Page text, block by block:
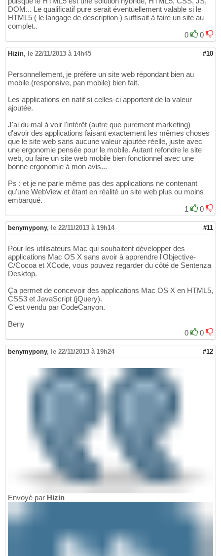
DOM... Le qualificatif pure serait éventuellement valable si le
HTML5 ( le langage de description ) suffisait à faire un site au
complet..
0
0
Hizin, le 22/11/2013 à 14h45 #10
Personnellement, je préfère un site web répondant bien au
mobile (responsive, pan mobile) bien fait.
Les applications en natif si celles-ci apportent de la valeur
ajoutée.
J'ai du mal à voir l'intérêt (autre que purement marketing)
d'avoir des applications faisant exactement les mêmes choses
que le site web sans aucune valeur ajoutée réelle, juste avec
une ergonomie pensée pour le mobile. Autant refondre le site
web, ou faire un site web mobile bien fonctionnel avec une
bonne ergonomie à mon avis...
Ps : et je ne parle même pas des applications ne contenant
qu'une WebView et étant en réalité un site web plus ou moins
embarqué.
1
0
benymypony, le 22/11/2013 à 19h14 #11
Pour les utilisateurs Mac qui souhaitent développer des
applications Mac OS X sans avoir à apprendre l'Objective-
C/Cocoa et XCode, vous pouvez regarder du côté de Sentenza
Desktop.
Ça permet de concevoir des applications Mac OS X en HTML5,
CSS3 et JavaScript (jQuery).
C'est vendu par CodeCanyon.
Beny
0
0
benymypony, le 22/11/2013 à 19h24 #12
Envoyé par Hizin